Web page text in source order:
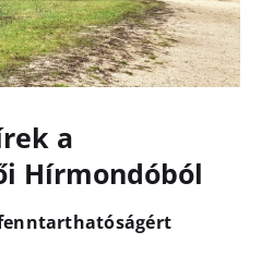
a
Hírmondóból